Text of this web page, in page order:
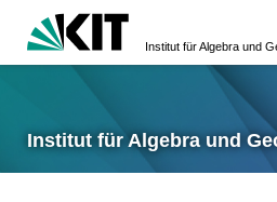
Institut für Algebra und